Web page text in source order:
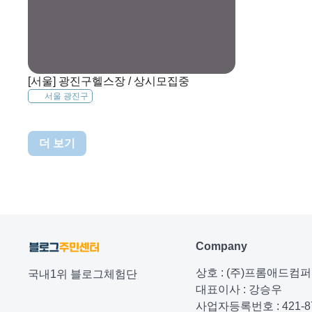
[서울] 광진구헬스장 / 상시모집중
서울 광진구
더 보기
국내1위 블로그체험단
Company
상호 : (주)프롬애드컴
대표이사 : 강승우
사업자등록번호 : 421-